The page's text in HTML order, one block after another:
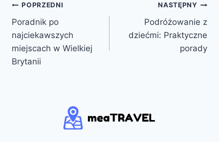
Nawigacja
wpisu
POPRZEDNI
Poradnik po
najciekawszych
miejscach w Wielkiej
Brytanii
NASTĘPNY
Podróżowanie z
dziećmi: Praktyczne
porady